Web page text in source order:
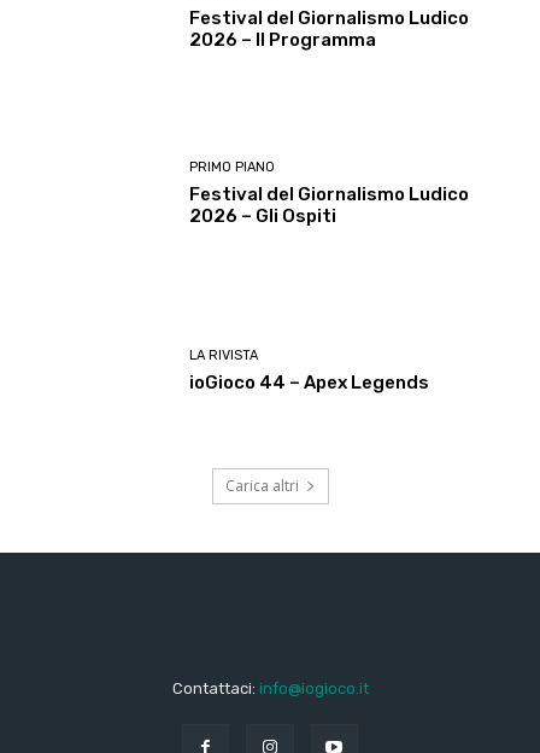
Festival del Giornalismo Ludico
2026 – Il Programma
PRIMO PIANO
Festival del Giornalismo Ludico
2026 – Gli Ospiti
LA RIVISTA
ioGioco 44 – Apex Legends
Carica altri
Contattaci: info@iogioco.it